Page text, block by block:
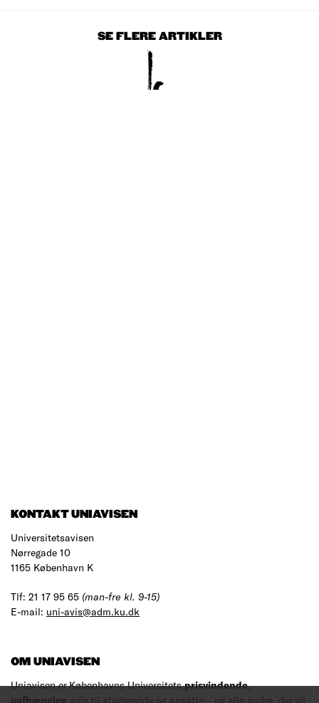
SE FLERE ARTIKLER
KONTAKT UNIAVISEN
Universitetsavisen
Nørregade 10
1165 København K
Tlf: 21 17 95 65 (man-fre kl. 9-15)
E-mail: uni-avis@adm.ku.dk
OM UNIAVISEN
Uniavisen er Københavns Universitetsprisvindende,
uafhængige avis til studerende og ansatte – og alle andre, der vil